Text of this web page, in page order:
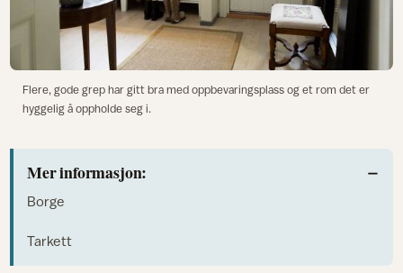
Flere, gode grep har gitt bra med oppbevaringsplass og et rom det er
hyggelig å oppholde seg i.
Mer informasjon:
Borge
Tarkett